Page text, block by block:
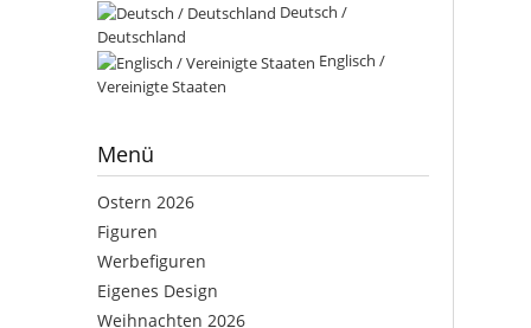
Deutsch /
Deutschland
Englisch /
Vereinigte Staaten
Menü
Ostern 2026
Figuren
Werbefiguren
Eigenes Design
Weihnachten 2026